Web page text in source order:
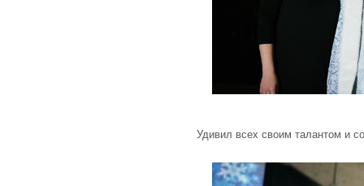
Удивил всех своим талантом и